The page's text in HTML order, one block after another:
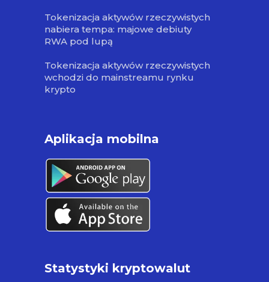
Tokenizacja aktywów rzeczywistych
nabiera tempa: majowe debiuty
RWA pod lupą
Tokenizacja aktywów rzeczywistych
wchodzi do mainstreamu rynku
krypto
Aplikacja mobilna
Statystyki kryptowalut